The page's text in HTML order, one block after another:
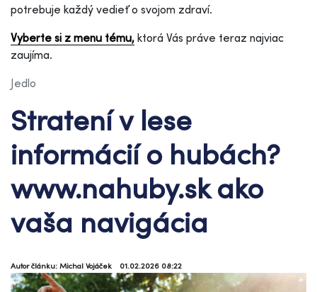
potrebuje každý vedieť o svojom zdraví.
Vyberte si z menu tému, ktorá Vás práve teraz najviac
zaujíma.
Jedlo
Stratení v lese
informácií o hubách?
www.nahuby.sk ako
vaša navigácia
Autor článku: Michal Vojáček 01.02.2026 08:22